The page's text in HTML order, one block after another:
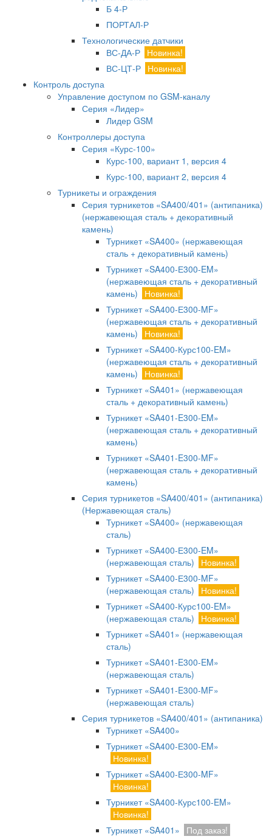
Б 4-Р
ПОРТАЛ-Р
Технологические датчики
ВС-ДА-Р Новинка!
ВС-ЦТ-Р Новинка!
Контроль доступа
Управление доступом по GSM-каналу
Серия «Лидер»
Лидер GSM
Контроллеры доступа
Серия «Курс-100»
Курс-100, вариант 1, версия 4
Курс-100, вариант 2, версия 4
Турникеты и ограждения
Серия турникетов «SA400/401» (антипаника)
(нержавеющая сталь + декоративный
камень)
Турникет «SA400» (нержавеющая
сталь + декоративный камень)
Турникет «SA400-Е300-EM»
(нержавеющая сталь + декоративный
камень)
Новинка!
Турникет «SA400-Е300-MF»
(нержавеющая сталь + декоративный
камень)
Новинка!
Турникет «SA400-Курс100-EM»
(нержавеющая сталь + декоративный
камень)
Новинка!
Турникет «SA401» (нержавеющая
сталь + декоративный камень)
Турникет «SA401-E300-EM»
(нержавеющая сталь + декоративный
камень)
Турникет «SA401-E300-MF»
(нержавеющая сталь + декоративный
камень)
Серия турникетов «SA400/401» (антипаника)
(Нержавеющая сталь)
Турникет «SA400» (нержавеющая
сталь)
Турникет «SA400-Е300-EM»
(нержавеющая сталь)
Новинка!
Турникет «SA400-Е300-MF»
(нержавеющая сталь)
Новинка!
Турникет «SA400-Курс100-EM»
(нержавеющая сталь)
Новинка!
Турникет «SA401» (нержавеющая
сталь)
Турникет «SA401-E300-EM»
(нержавеющая сталь)
Турникет «SA401-E300-MF»
(нержавеющая сталь)
Серия турникетов «SA400/401» (антипаника)
Турникет «SA400»
Турникет «SA400-Е300-EM»
Новинка!
Турникет «SA400-Е300-MF»
Новинка!
Турникет «SA400-Курс100-EM»
Новинка!
Турникет «SA401»
Под заказ!